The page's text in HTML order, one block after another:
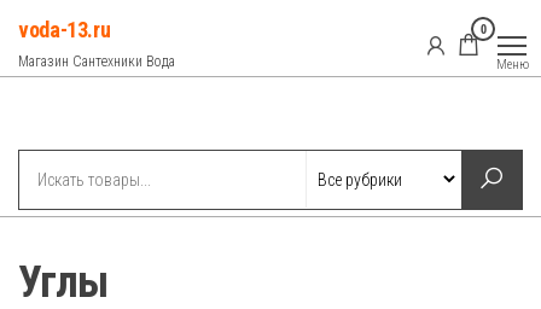
Перейти
содержимому
voda-13.ru
Магазин Сантехники Вода
0
Меню
Углы